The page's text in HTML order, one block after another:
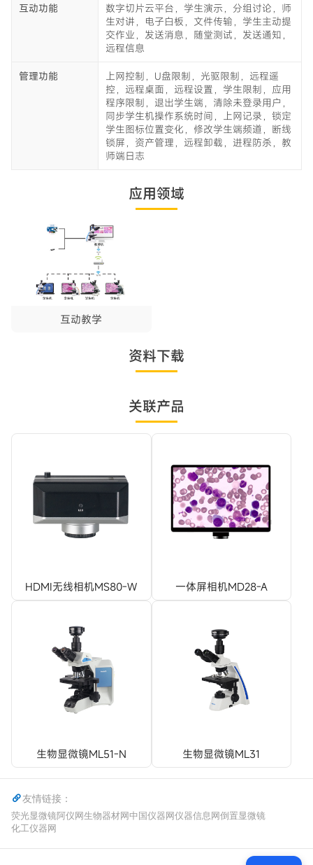
互动功能
数字切片云平台，学生演示，分组讨论，师
生对讲，电子白板，文件传输，学生主动提
交作业，发送消息，随堂测试，发送通知，
远程信息
管理功能
上网控制，U盘限制，光驱限制，远程遥
控，远程桌面，远程设置，学生限制，应用
程序限制，退出学生端，清除未登录用户，
同步学生机操作系统时间，上网记录，锁定
学生图标位置变化，修改学生端频道，断线
锁屏，资产管理，远程卸载，进程防杀，教
师端日志
应用领域
互动教学
资料下载
关联产品
HDMI无线相机MS80-W 一体屏相机MD28-A
生物显微镜ML51-N 生物显微镜ML31
友情链接：
荧光显微镜阿仪网生物器材网中国仪器网仪器信息网倒置显微镜
化工仪器网